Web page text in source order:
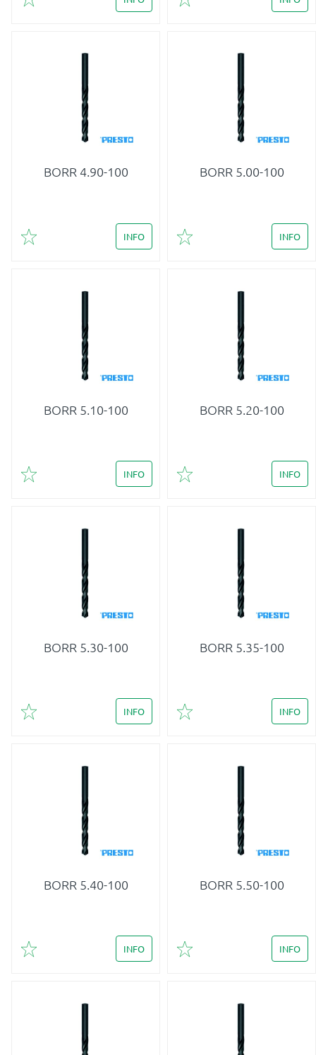
Lägg till i favoriter Lägg till i favoriter
BORR 4.90-100
Lägg till i favoriter
INFO
BORR 5.00-100
Lägg till i favoriter
INFO
BORR 5.10-100
Lägg till i favoriter
INFO
BORR 5.20-100
Lägg till i favoriter
INFO
BORR 5.30-100
Lägg till i favoriter
INFO
BORR 5.35-100
Lägg till i favoriter
INFO
BORR 5.40-100
Lägg till i favoriter
INFO
BORR 5.50-100
Lägg till i favoriter
INFO